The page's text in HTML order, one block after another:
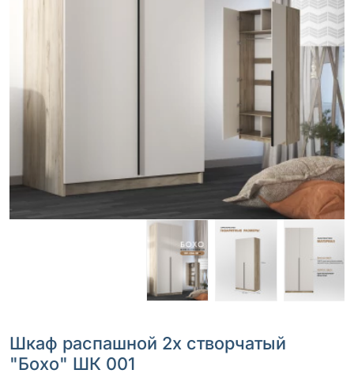
Шкаф распашной 2х створчатый
"Бохо" ШК 001